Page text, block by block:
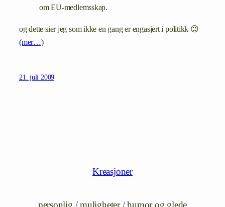
om EU-medlemsskap.
og dette sier jeg som ikke en gang er engasjert i politikk 😉
(mer…)
21. juli 2009
Kreasjoner